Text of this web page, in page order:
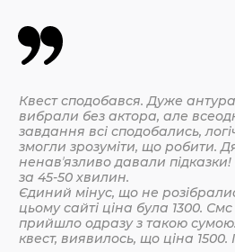
Квест сподобався. Дуже
вибрали без актора, але
завдання всі сподобались,
змогли зрозуміти, що робити.
ненавʼязливо давали підказки!
за 45-50 хвилин.
Єдиний мінус, що не
цьому сайті ціна була 1300.
прийшло одразу з такою
квест, виявилось, що ціна